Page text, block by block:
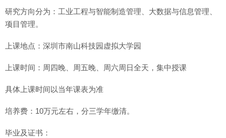
研究方向分为：工业工程与智能制造管理、大数据与信息管理、
项目管理。
上课地点：深圳市南山科技园虚拟大学园
上课时间：周四晚、周五晚、周六周日全天，集中授课
具体上课时间以当年课表为准
培养费：10万元左右，分三学年缴清。
毕业及证书：